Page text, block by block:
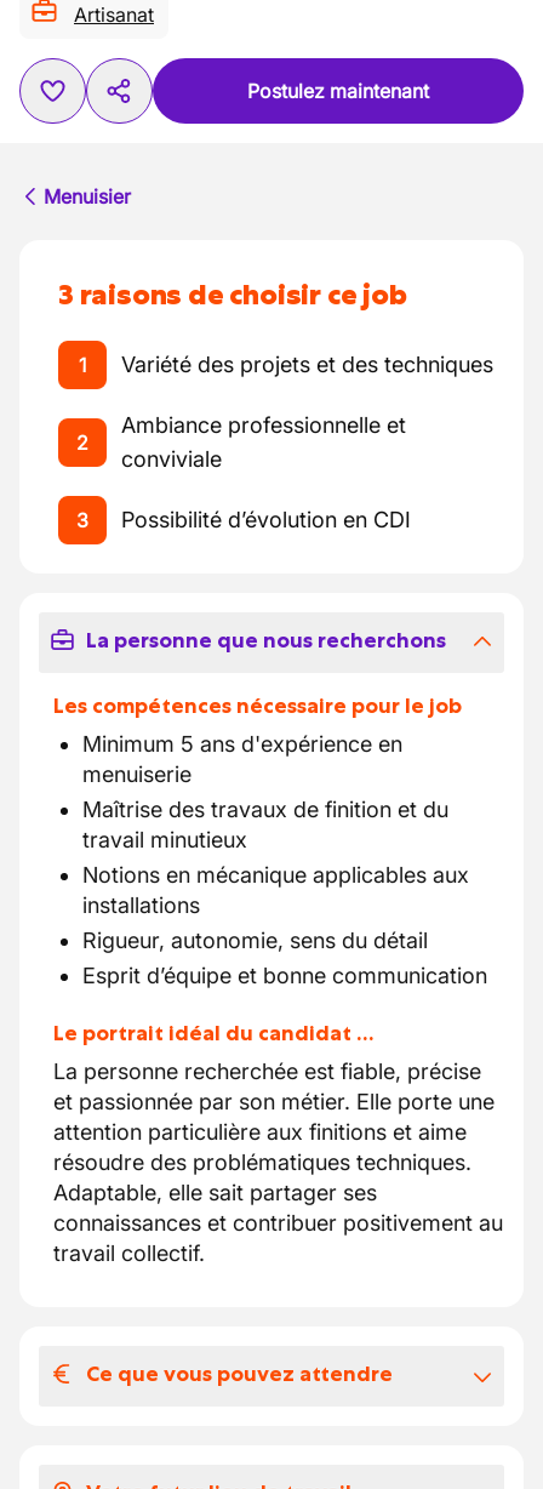
Artisanat
Postulez maintenant
Menuisier
3 raisons de choisir ce job
1 Variété des projets et des techniques
2
Ambiance professionnelle et
conviviale
3 Possibilité d’évolution en CDI
La personne que nous recherchons
Les compétences nécessaire pour le job
Minimum 5 ans d'expérience en
menuiserie
Maîtrise des travaux de finition et du
travail minutieux
Notions en mécanique applicables aux
installations
Rigueur, autonomie, sens du détail
Esprit d’équipe et bonne communication
Le portrait idéal du candidat …
La personne recherchée est fiable, précise
et passionnée par son métier. Elle porte une
attention particulière aux finitions et aime
résoudre des problématiques techniques.
Adaptable, elle sait partager ses
connaissances et contribuer positivement au
travail collectif.
Ce que vous pouvez attendre